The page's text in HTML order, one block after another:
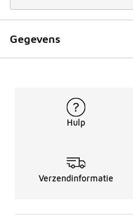
Gegevens
Hulp
Verzendinformatie